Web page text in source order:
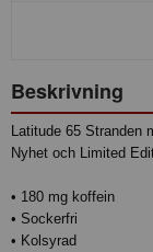
Beskrivning
Latitude 65 Stranden
Nyhet och Limited
• 180 mg koffein
• Sockerfri
• Kolsyrad